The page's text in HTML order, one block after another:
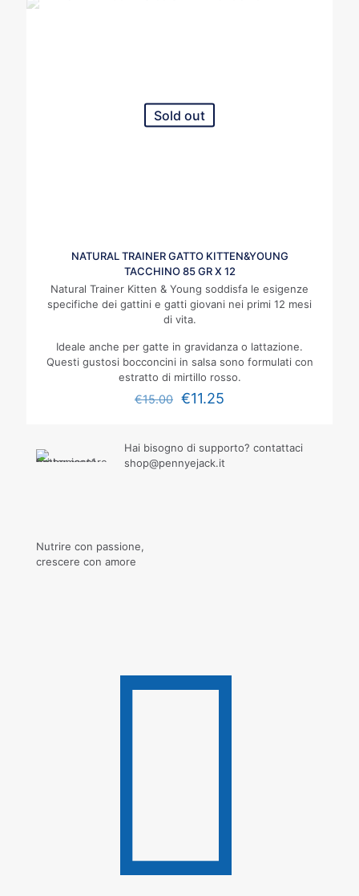
Sold out
NATURAL TRAINER GATTO KITTEN&YOUNG
TACCHINO 85 GR X 12
Natural Trainer Kitten & Young soddisfa le esigenze
specifiche dei gattini e gatti giovani nei primi 12 mesi
di vita.
Ideale anche per gatte in gravidanza o lattazione.
Questi gustosi bocconcini in salsa sono formulati con
estratto di mirtillo rosso.
€15.00 €11.25
Hai bisogno di supporto? contattaci
shop@pennyejack.it
Nutrire con passione,
crescere con amore